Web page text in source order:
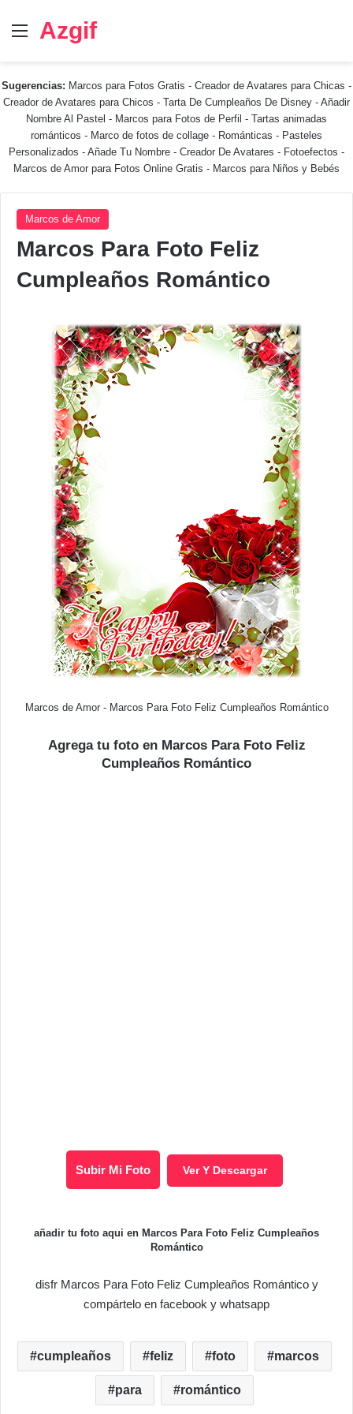
Menú
Azgif
Sugerencias: Marcos para Fotos Gratis - Creador de Avatares para Chicas -
Creador de Avatares para Chicos - Tarta De Cumpleaños De Disney - Añadir
Nombre Al Pastel - Marcos para Fotos de Perfil - Tartas animadas
románticos - Marco de fotos de collage - Románticas - Pasteles
Personalizados - Añade Tu Nombre - Creador De Avatares - Fotoefectos -
Marcos de Amor para Fotos Online Gratis - Marcos para Niños y Bebés
Marcos de Amor
Marcos Para Foto Feliz
Cumpleaños Romántico
Marcos de Amor - Marcos Para Foto Feliz Cumpleaños Romántico
Agrega tu foto en Marcos Para Foto Feliz
Cumpleaños Romántico
Subir Mi Foto Ver Y Descargar
añadir tu foto aqui en Marcos Para Foto Feliz Cumpleaños
Romántico
disfr Marcos Para Foto Feliz Cumpleaños Romántico y
compártelo en facebook y whatsapp
cumpleaños feliz foto marcos
para romántico